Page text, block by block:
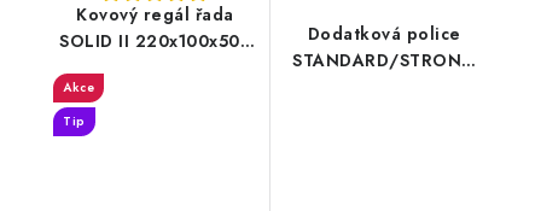
Kovový regál řada
SOLID II 220x100x50 -
Akce
Tip
Dodatková police
STANDARD/STRONG